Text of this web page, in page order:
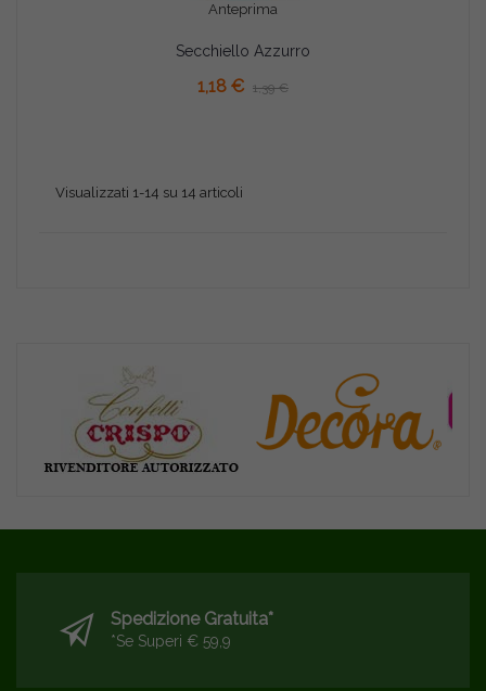
Anteprima
Secchiello Azzurro
1,18 € 1,39 €
Visualizzati 1-14 su 14 articoli
Spedizione Gratuita*
*se Superi € 59,9